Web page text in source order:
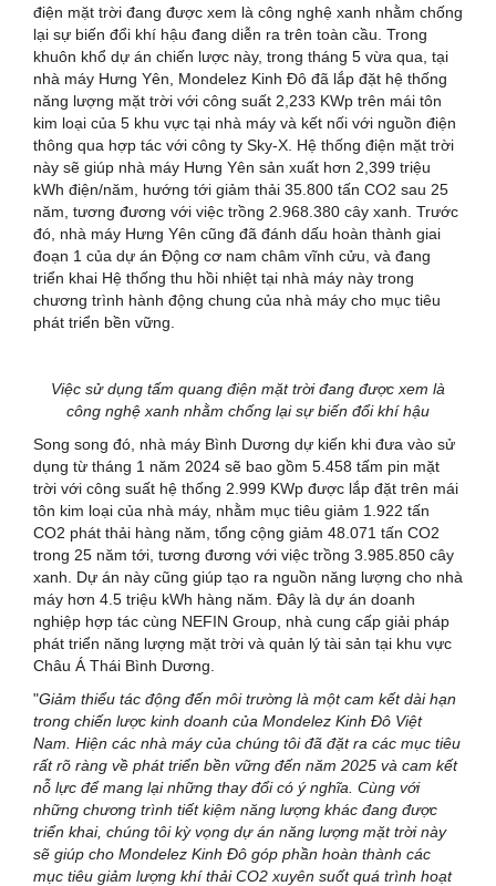
điện mặt trời đang được xem là công nghệ xanh nhằm chống
lại sự biến đổi khí hậu đang diễn ra trên toàn cầu. Trong
khuôn khổ dự án chiến lược này, trong tháng 5 vừa qua, tại
nhà máy Hưng Yên, Mondelez Kinh Đô đã lắp đặt hệ thống
năng lượng mặt trời với công suất 2,233 KWp trên mái tôn
kim loại của 5 khu vực tại nhà máy và kết nối với nguồn điện
thông qua hợp tác với công ty Sky-X. Hệ thống điện mặt trời
này sẽ giúp nhà máy Hưng Yên sản xuất hơn 2,399 triệu
kWh điện/năm, hướng tới giảm thải 35.800 tấn CO2 sau 25
năm, tương đương với việc trồng 2.968.380 cây xanh. Trước
đó, nhà máy Hưng Yên cũng đã đánh dấu hoàn thành giai
đoạn 1 của dự án Động cơ nam châm vĩnh cửu, và đang
triển khai Hệ thống thu hồi nhiệt tại nhà máy này trong
chương trình hành động chung của nhà máy cho mục tiêu
phát triển bền vững.
Việc sử dụng tấm quang điện mặt trời đang được xem là
công nghệ xanh nhằm chống lại sự biến đổi khí hậu
Song song đó, nhà máy Bình Dương dự kiến khi đưa vào sử
dụng từ tháng 1 năm 2024 sẽ bao gồm 5.458 tấm pin mặt
trời với công suất hệ thống 2.999 KWp được lắp đặt trên mái
tôn kim loại của nhà máy, nhằm mục tiêu giảm 1.922 tấn
CO2 phát thải hàng năm, tổng cộng giảm 48.071 tấn CO2
trong 25 năm tới, tương đương với việc trồng 3.985.850 cây
xanh. Dự án này cũng giúp tạo ra nguồn năng lượng cho nhà
máy hơn 4.5 triệu kWh hàng năm. Đây là dự án doanh
nghiệp hợp tác cùng NEFIN Group, nhà cung cấp giải pháp
phát triển năng lượng mặt trời và quản lý tài sản tại khu vực
Châu Á Thái Bình Dương.
"Giảm thiểu tác động đến môi trường là một cam kết dài hạn
trong chiến lược kinh doanh của Mondelez Kinh Đô Việt
Nam. Hiện các nhà máycủa chúng tôiđã đặt ra các mục tiêu
rất rõ ràng về phát triển bền vững đến năm 2025 và cam kết
nỗ lực để mang lại những thay đổi có ý nghĩa. Cùng với
những chương trình tiết kiệm năng lượng khác đang được
triển khai, chúng tôi kỳ vọng dự án năng lượng mặt trờinày
sẽ giúp cho Mondelez Kinh Đô góp phần hoàn thành các
mục tiêu giảm lượng khí thải CO2 xuyên suốt quá trình hoạt